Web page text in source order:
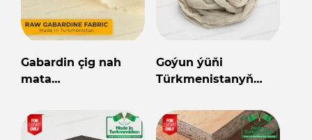
Gabardin çig nah
mata
önümi
Goýun ýüňi
Türkmenistanyň